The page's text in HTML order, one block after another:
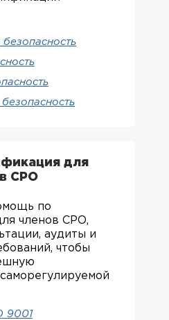
для
СРО
по
членов СРО,
аудиты и
чтобы
9001